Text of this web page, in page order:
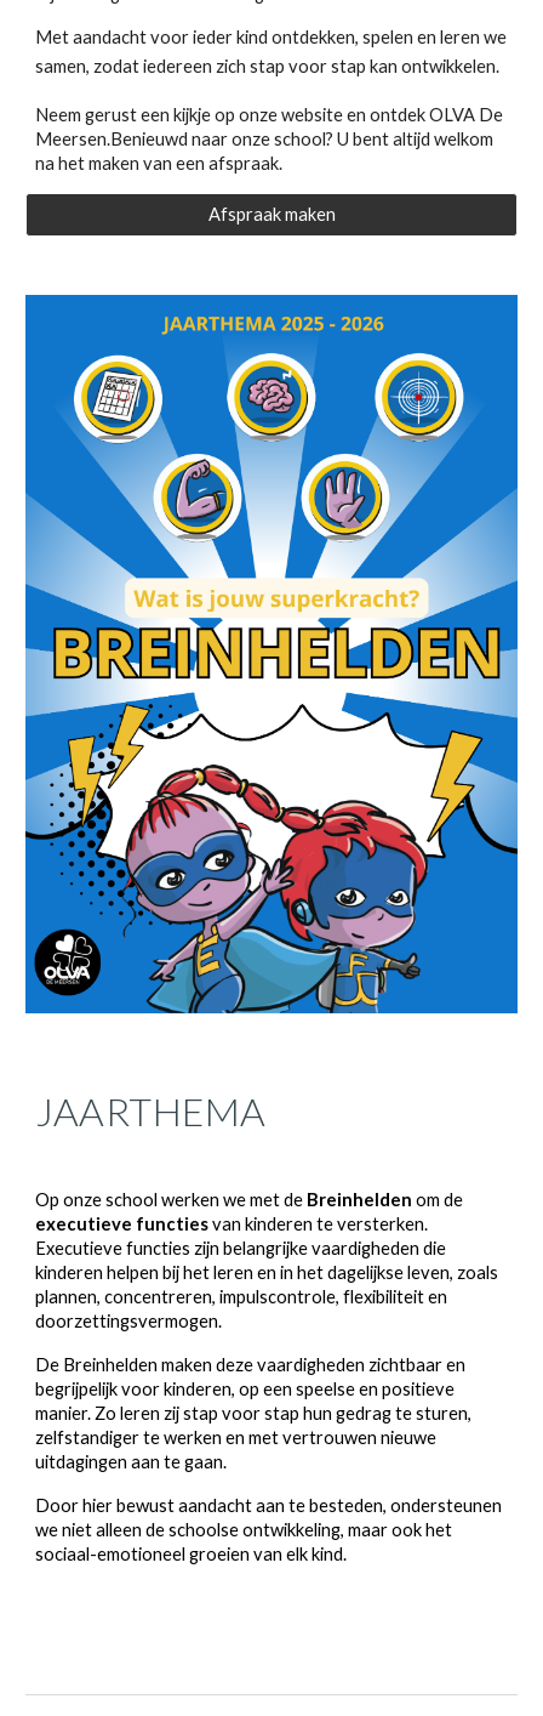
Met aandacht voor ieder kind ontdekken, spelen en leren we
samen, zodat iedereen zich stap voor stap kan ontwikkelen.
Neem gerust een kijkje op onze website en ontdek OLVA De
Meersen.Benieuwd naar onze school? U bent altijd welkom
na het maken van een afspraak.
Afspraak maken
JAARTHEMA
Op onze school werken we met de Breinhelden om de
executieve functiesvan kinderen te versterken.
Executieve functies zijn belangrijke vaardigheden die
kinderen helpen bij het leren en in het dagelijkse leven, zoals
plannen, concentreren, impulscontrole, flexibiliteit en
doorzettingsvermogen.
De Breinhelden maken deze vaardigheden zichtbaar en
begrijpelijk voor kinderen, op een speelse en positieve
manier. Zo leren zij stap voor stap hun gedrag te sturen,
zelfstandiger te werken en met vertrouwen nieuwe
uitdagingen aan te gaan.
Door hier bewust aandacht aan te besteden, ondersteunen
we niet alleen de schoolse ontwikkeling, maar ook het
sociaal-emotioneel groeien van elk kind.